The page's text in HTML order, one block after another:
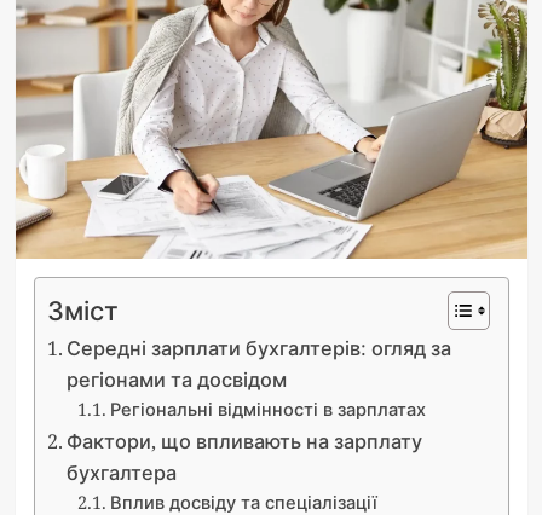
Зміст
Середні зарплати бухгалтерів: огляд за
регіонами та досвідом
Регіональні відмінності в зарплатах
Фактори, що впливають на зарплату
бухгалтера
Вплив досвіду та спеціалізації